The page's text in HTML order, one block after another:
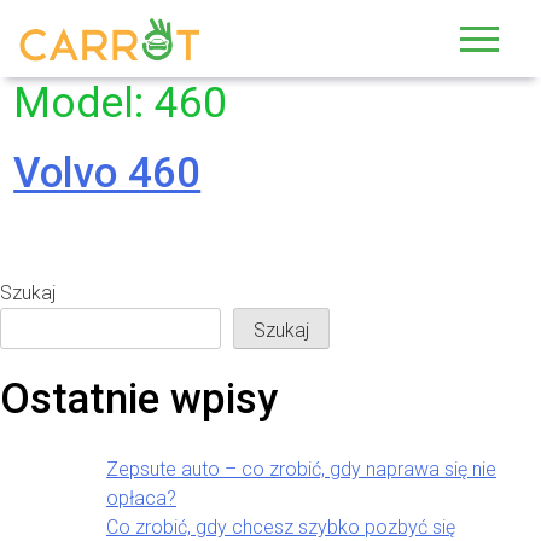
Model:460
Volvo 460
Szukaj
Szukaj
Ostatnie wpisy
Zepsute auto – co zrobić, gdy naprawa się nie
opłaca?
Co zrobić, gdy chcesz szybko pozbyć się